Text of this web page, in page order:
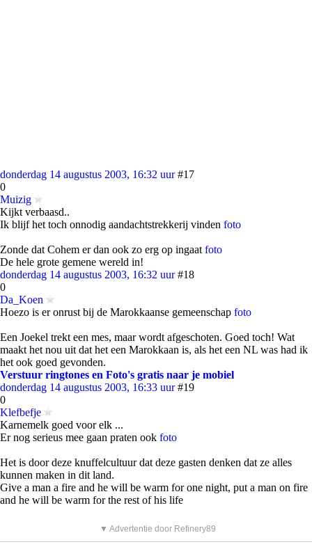
donderdag 14 augustus 2003, 16:32 uur #17
0
Muizig
Kijkt verbaasd..
Ik blijf het toch onnodig aandachtstrekkerij vinden foto
Zonde dat Cohem er dan ook zo erg op ingaat foto
De hele grote gemene wereld in!
donderdag 14 augustus 2003, 16:32 uur #18
0
Da_Koen
Hoezo is er onrust bij de Marokkaanse gemeenschap foto
Een Joekel trekt een mes, maar wordt afgeschoten. Goed toch! Wat
maakt het nou uit dat het een Marokkaan is, als het een NL was had ik
het ook goed gevonden.
Verstuur ringtones en Foto's gratis naar je mobiel
donderdag 14 augustus 2003, 16:33 uur #19
0
Klefbefje
Karnemelk goed voor elk ...
Er nog serieus mee gaan praten ook foto
Het is door deze knuffelcultuur dat deze gasten denken dat ze alles
kunnen maken in dit land.
Give a man a fire and he will be warm for one night, put a man on fire
and he will be warm for the rest of his life
▼ Advertentie door Refinery89